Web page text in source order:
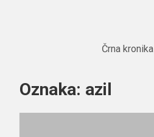
Črna kronika
Oznaka: azil